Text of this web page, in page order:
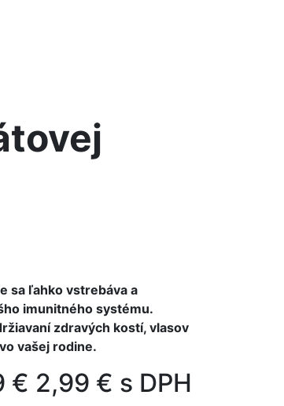
sa ľahko vstrebáva a
imunitného systému.
zdravých kostí, vlasov
vašej rodine.
€ 2,99 € s DPH